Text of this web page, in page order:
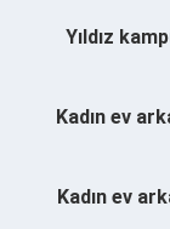
Yıldız
Kadın ev
Kadın ev